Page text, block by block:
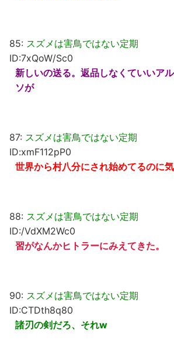
85: スズメは害鳥ではない定期
ID:7xQoW/Sc0
新しいの送る。返品しなくていいア
ソが
87: スズメは害鳥ではない定期
ID:xmF112pP0
世界から村八分にされ始めてるのに
88: スズメは害鳥ではない定期
ID:/VdXM2Wc0
習がなんかヒトラーにみえてきた。
90: スズメは害鳥ではない定期
ID:CTDth8q80
諸刃の剣だろ、それw